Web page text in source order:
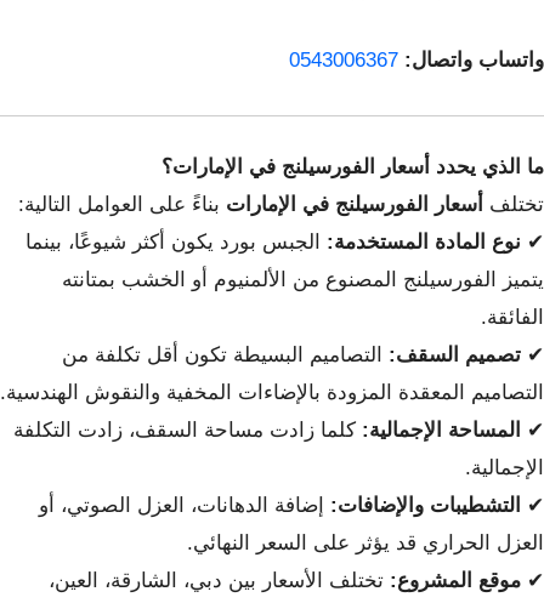
واتساب واتصال: 0543006367
ما الذي يحدد أسعار الفورسيلنج في الإمارات؟
تختلف أسعار الفورسيلنج في الإمارات بناءً على العوامل التالية:
✔ نوع المادة المستخدمة: الجبس بورد يكون أكثر شيوعًا، بينما
يتميز الفورسيلنج المصنوع من الألمنيوم أو الخشب بمتانته
الفائقة.
✔ تصميم السقف: التصاميم البسيطة تكون أقل تكلفة من
التصاميم المعقدة المزودة بالإضاءات المخفية والنقوش الهندسية.
✔
المساحة الإجمالية: كلما زادت مساحة السقف، زادت التكلفة
الإجمالية.
✔
التشطيبات والإضافات: إضافة الدهانات، العزل الصوتي، أو
العزل الحراري قد يؤثر على السعر النهائي.
✔ موقع المشروع: تختلف الأسعار بين دبي، الشارقة، العين،